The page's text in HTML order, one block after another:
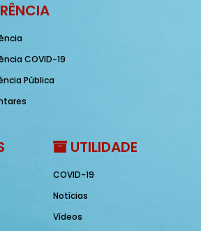
COVID-19
Pública
UTILIDADE
COVID-19
Notícias
Vídeos